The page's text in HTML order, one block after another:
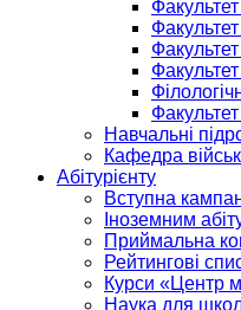
Факультет
Навчальні
Кафедра
Абітурієнту
Вступна
Іноземним
Приймальна
Рейтингові
Курси «Центр
Наука для